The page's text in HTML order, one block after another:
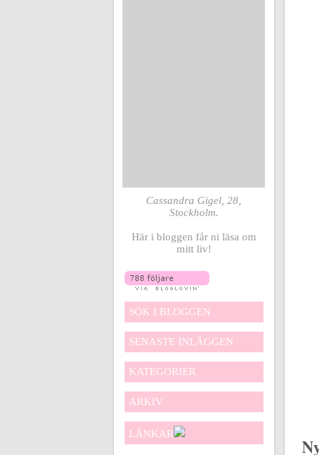
Cassandra Gigel, 28,
Stockholm.
Här i bloggen får ni läsa om
mitt liv!
SÖK I BLOGGEN
SENASTE INLÄGGEN
KATEGORIER
ARKIV
LÄNKAR